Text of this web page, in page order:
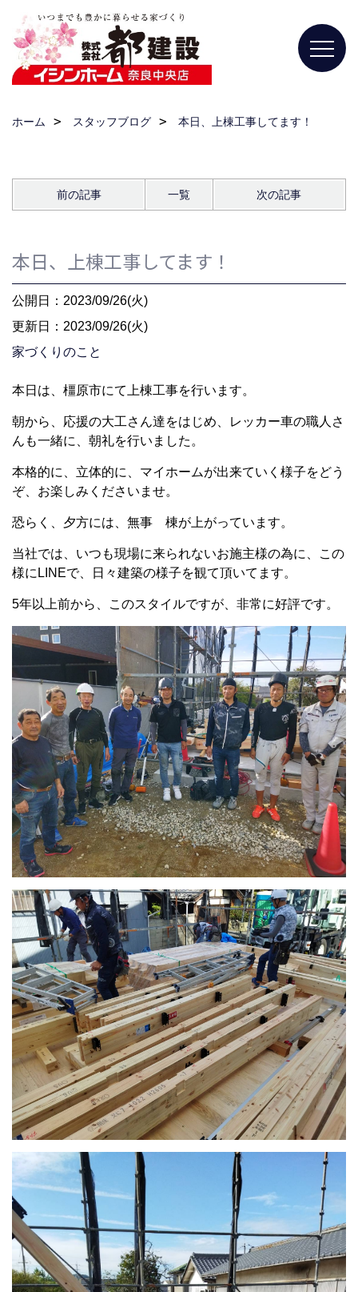
ホーム スタッフブログ 本日、上棟工事してます！
前の記事 一覧 次の記事
本日、上棟工事してます！
公開日：2023/09/26(火)
更新日：2023/09/26(火)
家づくりのこと
本日は、橿原市にて上棟工事を行います。
朝から、応援の大工さん達をはじめ、レッカー車の職人さ
んも一緒に、朝礼を行いました。
本格的に、立体的に、マイホームが出来ていく様子をどう
ぞ、お楽しみくださいませ。
恐らく、夕方には、無事 棟が上がっています。
当社では、いつも現場に来られないお施主様の為に、この
様にLINEで、日々建築の様子を観て頂いてます。
5年以上前から、このスタイルですが、非常に好評です。